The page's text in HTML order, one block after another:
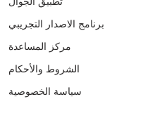
برنامج الاصدار التجريبي
مركز المساعدة
الشروط والأحكام
سياسة الخصوصية